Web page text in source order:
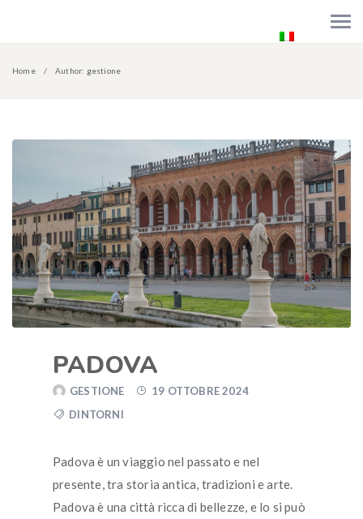
Home Author: gestione
PADOVA
GESTIONE
19 OTTOBRE 2024
DINTORNI
Padova è un viaggio nel passato e nel
presente, tra storia antica, tradizioni e arte.
Padova è una città ricca di bellezze, e lo si può